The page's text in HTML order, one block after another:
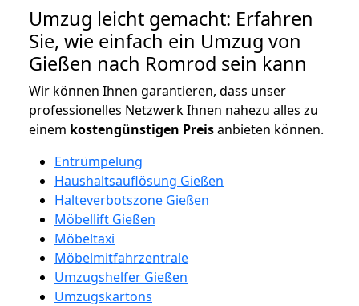
Umzug leicht gemacht: Erfahren
Sie, wie einfach ein Umzug von
Gießen nach Romrod sein kann
Wir können Ihnen garantieren, dass unser
professionelles Netzwerk Ihnen nahezu alles zu
einem kostengünstigen Preisanbieten können.
Entrümpelung
Haushaltsauflösung Gießen
Halteverbotszone Gießen
Möbellift Gießen
Möbeltaxi
Möbelmitfahrzentrale
Umzugshelfer Gießen
Umzugskartons